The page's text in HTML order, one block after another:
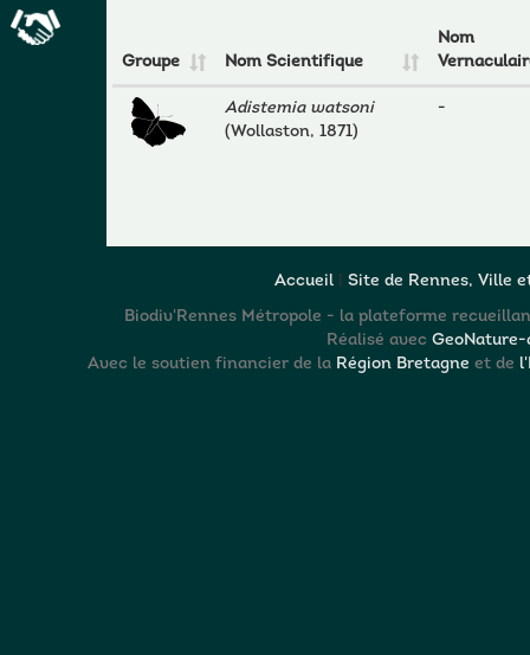
Groupe Nom Scientifique
Nom
Adistemia watsoni
(Wollaston, 1871)
-
Accueil| Site de Rennes, Ville
Biodiv'Rennes Métropole - la plateforme
Réalisé avec
Avec le soutien financier de la Région Bretagne et de